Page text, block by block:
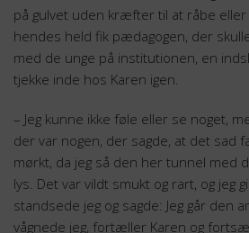
på gulvet uden kræfter til at råbe
hendes held fik pædagogen, der
med de unge på institutionen, en
tjekke inde hos Karen igen.
– Jeg kunne ikke føle eller se noget,
der var nogen, der sagde, at det sad
mørkt, da jeg så den her tunnel med
lys. Det var vildt smukt og rart, og jeg
standsede jeg og sagde: Jeg går den
vågnede jeg, fortæller Karen og